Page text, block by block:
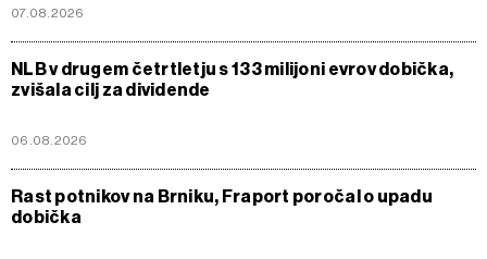
07.08.2026
NLB v drugem četrtletju s 133 milijoni evrov dobička,
zvišala cilj za dividende
06.08.2026
Rast potnikov na Brniku, Fraport poročal o upadu
dobička